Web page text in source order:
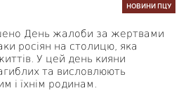
НОВИНИ ПЦУ
День жалоби за жертвами
росіян на столицю, яка
У цей день кияни
та висловлюють
і їхнім родинам.